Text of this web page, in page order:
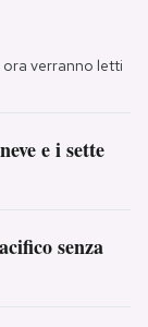
ora verranno letti
e i sette
senza